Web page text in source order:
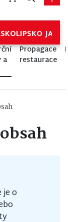
a
Propagace
restaurace
o